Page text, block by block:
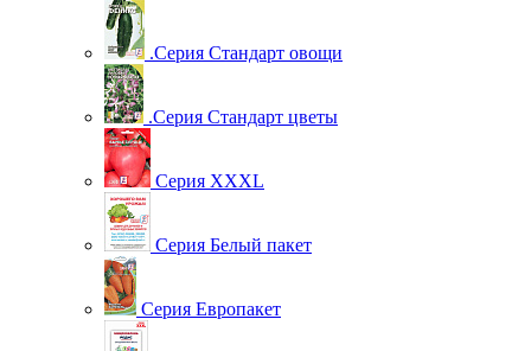
.Серия Стандарт овощи
.Серия Стандарт цветы
Серия XXXL
Серия Белый пакет
Серия Европакет